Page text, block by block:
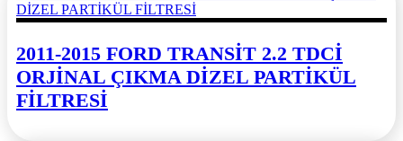
2011-2015 FORD TRANSİT 2.2 TDCİ
ORJİNAL ÇIKMA DİZEL PARTİKÜL
FİLTRESİ